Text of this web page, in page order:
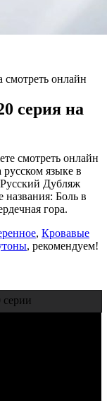
смотреть онлайн
серия на
смотреть онлайн
русском языке в
Дубляж
Боль в
гора.
, Кровавые
, рекомендуем!
серии